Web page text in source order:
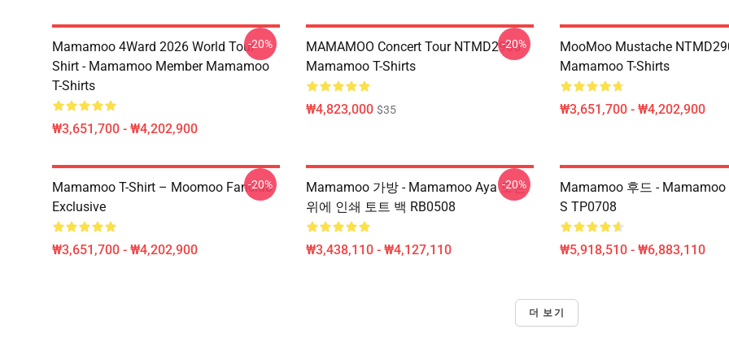
Mamamoo 4Ward 2026 World Tour
Shirt - Mamamoo Member Mamamoo
T-Shirts
₩3,651,700 - ₩4,202,900
-20%
MAMAMOO Concert Tour NTMD2906
Mamamoo T-Shirts
₩4,823,000 $35
-20%
MooMoo Mustache
Mamamoo T-Shirts
₩3,651,700 - ₩4,202,900
Mamamoo T-Shirt – Moomoo Fanclub
Exclusive
₩3,651,700 - ₩4,202,900
-20%
Mamamoo 가방 - Mamamoo Aya 모든
위에 인쇄 토트 백 RB0508
₩3,438,110 - ₩4,127,110
-20%
Mamamoo 후드 - Mamamoo
S TP0708
₩5,918,510 - ₩6,883,110
더 보기